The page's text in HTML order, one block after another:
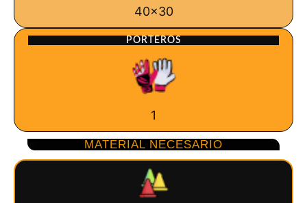
40x30
PORTEROS
1
MATERIAL NECESARIO